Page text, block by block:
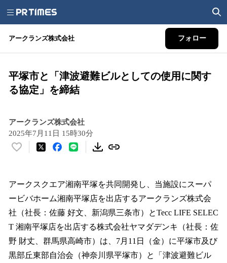
アークランズ株式会社 フォロー
平塚市と「津波避難ビルとしての使用に関す
る協定」を締結
アークランズ株式会社
2025年7月11日 15時30分
い
！
数
を
読
み
込
み
中
アークスクエア湘南平塚を共同開発し、当施設にスーパ
ービバホーム湘南平塚店を出店するアークランズ株式会
社（社長：佐藤 好文、新潟県三条市）とTecc LIFE SELEC
T 湘南平塚店を出店する株式会社ヤマダデンキ（社長：佐
野 財丈、群馬県高崎市）は、7月11日（金）に平塚市及び
黒部丘東部自治会（神奈川県平塚市）と「津波避難ビル